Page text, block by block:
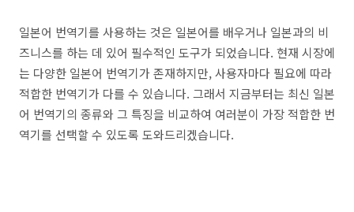
일본어 번역기를 사용하는 것은 일본어를 배우거나 일본과의 비
즈니스를 하는 데 있어 필수적인 도구가 되었습니다. 현재 시장에
는 다양한 일본어 번역기가 존재하지만, 사용자마다 필요에 따라
적합한 번역기가 다를 수 있습니다. 그래서 지금부터는 최신 일본
어 번역기의 종류와 그 특징을 비교하여 여러분이 가장 적합한 번
역기를 선택할 수 있도록 도와드리겠습니다.